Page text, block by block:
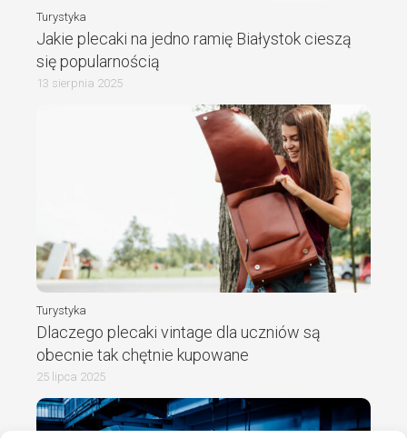
Turystyka
Jakie plecaki na jedno ramię Białystok cieszą
się popularnością
13 sierpnia 2025
Turystyka
Dlaczego plecaki vintage dla uczniów są
obecnie tak chętnie kupowane
25 lipca 2025